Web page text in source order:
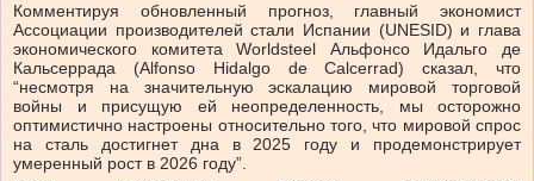
Комментируя обновленный прогноз, главный экономист
Ассоциации производителей стали Испании (UNESID) и глава
экономического комитета Worldsteel Альфонсо Идальго де
Кальсеррада (Alfonso Hidalgo de Calcerrad) сказал, что
“несмотря на значительную эскалацию мировой торговой
войны и присущую ей неопределенность, мы осторожно
оптимистично настроены относительно того, что мировой спрос
на сталь достигнет дна в 2025 году и продемонстрирует
умеренный рост в 2026 году”.